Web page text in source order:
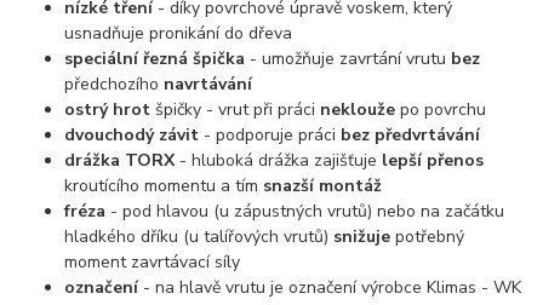
nízké tření- díky povrchové úpravě voskem, který
usnadňuje pronikání do dřeva
speciální řezná špička - umožňuje zavrtání vrutu bez
předchozího navrtávání
ostrý hrot špičky - vrut při práci nekloužepo povrchu
dvouchodý závit - podporuje práci bez předvrtávání
drážka TORX- hluboká drážka zajišťuje lepší přenos
kroutícího momentu a tím snazší montáž
fréza - pod hlavou (u zápustných vrutů) nebo na začátku
hladkého dříku (u talířových vrutů) snižujepotřebný
moment zavrtávací síly
označení- na hlavě vrutu je označení výrobce Klimas - WK